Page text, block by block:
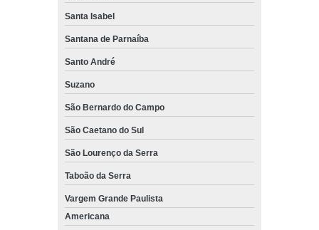
Santa Isabel
Santana de Parnaíba
Santo André
Suzano
São Bernardo do Campo
São Caetano do Sul
São Lourenço da Serra
Taboão da Serra
Vargem Grande Paulista
Americana